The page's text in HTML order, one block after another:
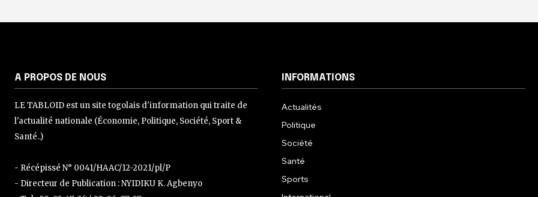
A PROPOS DE NOUS
LE TABLOID est un site togolais d'information qui traite de
l'actualité nationale (Économie, Politique, Société, Sport &
Santé..)
- Récépissé N° 0041/HAAC/12-2021/pl/P
- Directeur de Publication : NYIDIKU K. Agbenyo
INFORMATIONS
Actualités
Politique
Société
Santé
Sports